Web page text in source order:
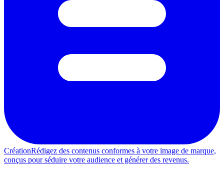
CréationRédigez des contenus conformes à votre image de marque,
conçus pour séduire votre audience et générer des revenus.